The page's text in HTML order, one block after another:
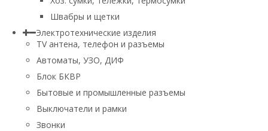
Швабры и щетки
Электротехнические изделия
TV aнтена, телефон и разъемы
Автоматы, УЗО, ДИФ
Блок БКВР
Бытовые и промышленные разъемы
Выключатели и рамки
Звонки